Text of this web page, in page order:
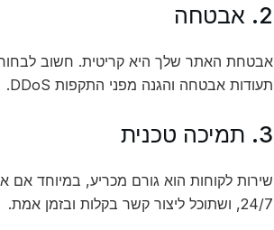
2. אבטחה
תעודות אבטחה והגנה מפני התקפות DDoS.
3. תמיכה טכנית
שירות לקוחות הוא גורם מכריע, במיוחד
24/7, ושתוכל ליצור קשר בקלות ובזמן אמת.